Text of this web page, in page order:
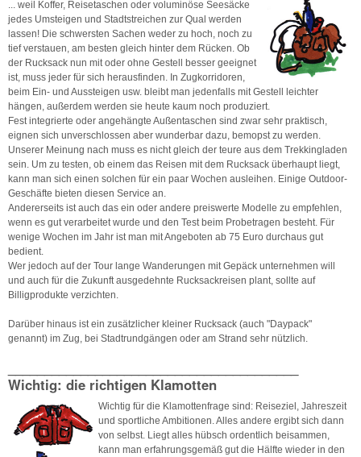
... weil Koffer, Reisetaschen oder voluminöse Seesäcke
jedes Umsteigen und Stadtstreichen zur Qual werden
lassen! Die schwersten Sachen weder zu hoch, noch zu
tief verstauen, am besten gleich hinter dem Rücken. Ob
der Rucksack nun mit oder ohne Gestell besser geeignet
ist, muss jeder für sich herausfinden. In Zugkorridoren,
beim Ein- und Aussteigen usw. bleibt man jedenfalls mit Gestell leichter
hängen, außerdem werden sie heute kaum noch produziert.
Fest integrierte oder angehängte Außentaschen sind zwar sehr praktisch,
eignen sich unverschlossen aber wunderbar dazu, bemopst zu werden.
Unserer Meinung nach muss es nicht gleich der teure aus dem Trekkingladen
sein. Um zu testen, ob einem das Reisen mit dem Rucksack überhaupt liegt,
kann man sich einen solchen für ein paar Wochen ausleihen. Einige Outdoor-
Geschäfte bieten diesen Service an.
Andererseits ist auch das ein oder andere preiswerte Modelle zu empfehlen,
wenn es gut verarbeitet wurde und den Test beim Probetragen besteht. Für
wenige Wochen im Jahr ist man mit Angeboten ab 75 Euro durchaus gut
bedient.
Wer jedoch auf der Tour lange Wanderungen mit Gepäck unternehmen will
und auch für die Zukunft ausgedehnte Rucksackreisen plant, sollte auf
Billigprodukte verzichten.
Darüber hinaus ist ein zusätzlicher kleiner Rucksack (auch "Daypack"
genannt) im Zug, bei Stadtrundgängen oder am Strand sehr nützlich.
Wichtig: die richtigen Klamotten
Wichtig für die Klamottenfrage sind: Reiseziel, Jahreszeit
und sportliche Ambitionen. Alles andere ergibt sich dann
von selbst. Liegt alles hübsch ordentlich beisammen,
kann man erfahrungsgemäß gut die Hälfte wieder in den